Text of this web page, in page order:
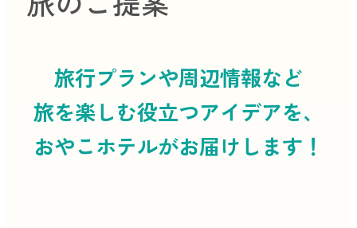
旅行プランや周辺情報など
旅を楽しむ役立つアイデアを、
おやこホテルがお届けします！